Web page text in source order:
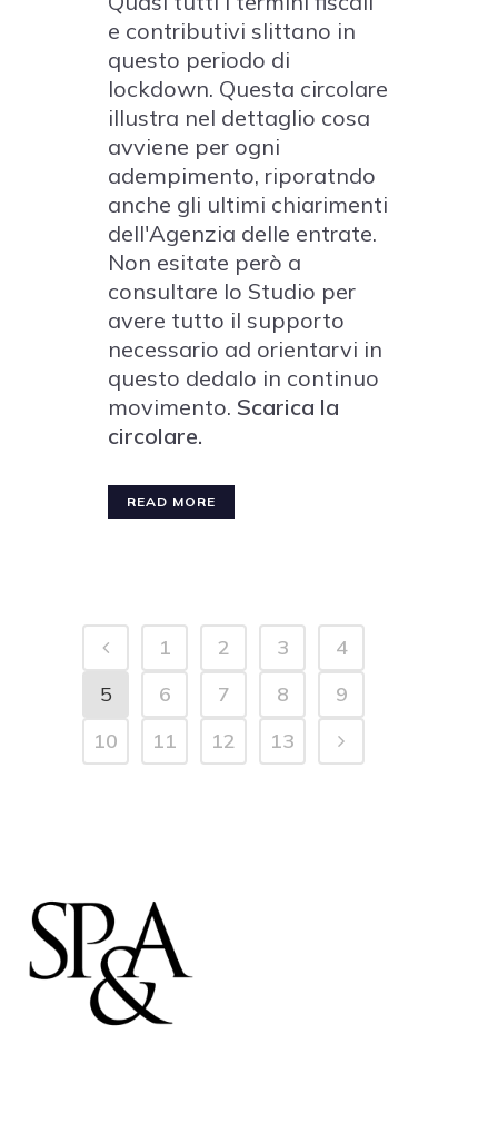
e contributivi slittano in
questo periodo di
lockdown. Questa circolare
illustra nel dettaglio cosa
avviene per ogni
adempimento, riporatndo
anche gli ultimi chiarimenti
dell'Agenzia delle entrate.
Non esitate però a
consultare lo Studio per
avere tutto il supporto
necessario ad orientarvi in
questo dedalo in continuo
movimento. Scarica la
circolare.
READ MORE
1 2 3
4
5
6 7 8
9
10
11 12 13